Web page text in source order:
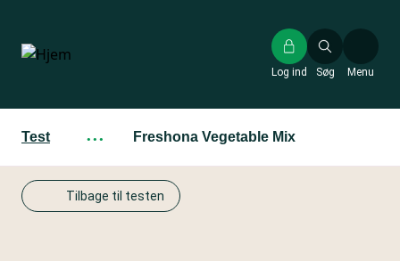
hovedindhold
Søg
Log ind Menu
Test ··· Freshona Vegetable Mix
Tilbage til testen